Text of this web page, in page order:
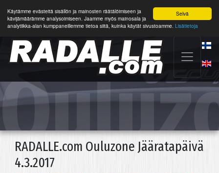
Selvä
Käytämme evästeitä sisällön ja mainosten räätälöimiseen ja
kävijämäärämme analysoimiseen. Jaamme myös mainosala ja
analytiikka-alan kumppaneillemme tietoa siitä, kuinka käytät sivustoamme. Lisätietoja
RADALLE.com Ouluzone Jääratapäivä
4.3.2017